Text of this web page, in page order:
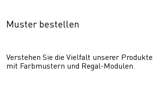
Muster bestellen
Verstehen Sie die Vielfalt unserer Produkte
mit Farbmustern und Regal-Modulen.